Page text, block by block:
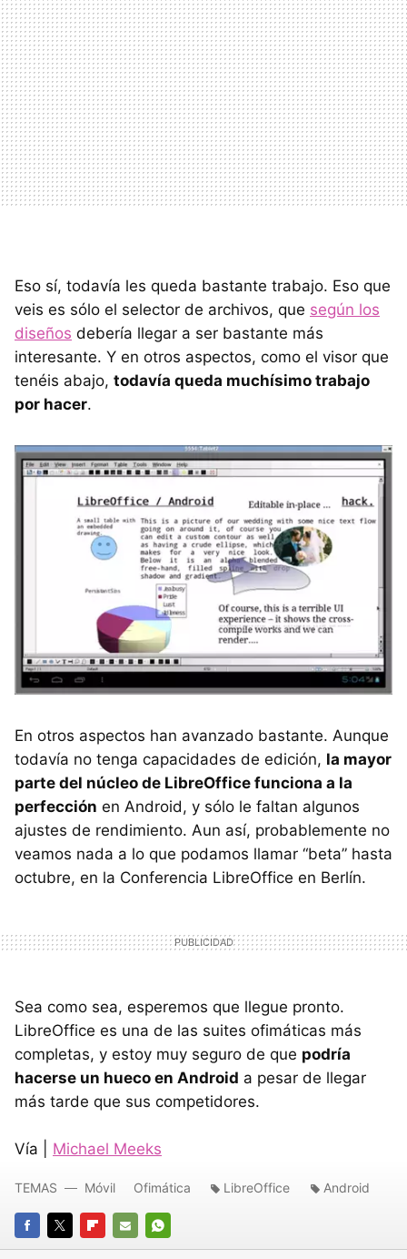
Eso sí, todavía les queda bastante trabajo. Eso que
veis es sólo el selector de archivos, que según los
diseños debería llegar a ser bastante más
interesante. Y en otros aspectos, como el visor que
tenéis abajo, todavía queda muchísimo trabajo
por hacer.
En otros aspectos han avanzado bastante. Aunque
todavía no tenga capacidades de edición, la mayor
parte del núcleo de LibreOffice funciona a la
perfección en Android, y sólo le faltan algunos
ajustes de rendimiento. Aun así, probablemente no
veamos nada a lo que podamos llamar “beta” hasta
octubre, en la Conferencia LibreOffice en Berlín.
Sea como sea, esperemos que llegue pronto.
LibreOffice es una de las suites ofimáticas más
completas, y estoy muy seguro de que podría
hacerse un hueco en Android a pesar de llegar
más tarde que sus competidores.
Vía | Michael Meeks
FACEBOOK
TWITTERFLIPBOARD
E- WHATSAPP
TEMAS Móvil Ofimática LibreOffice Android